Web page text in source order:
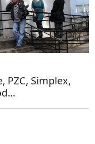
PZC, Simplex,